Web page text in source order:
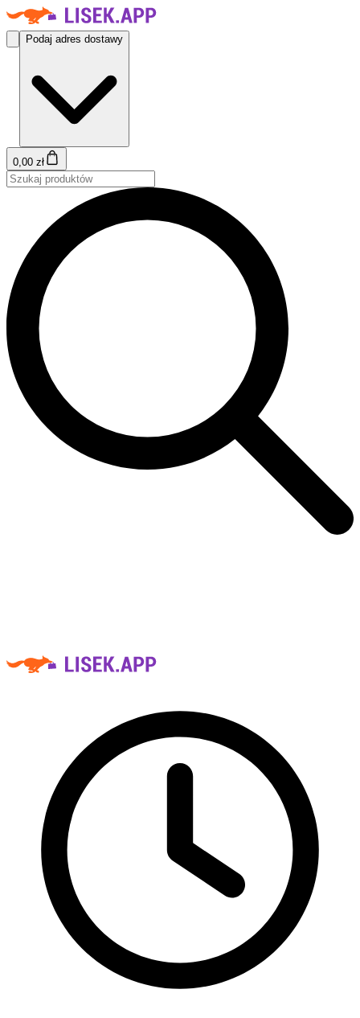
Podaj adres dostawy
0,00 zł